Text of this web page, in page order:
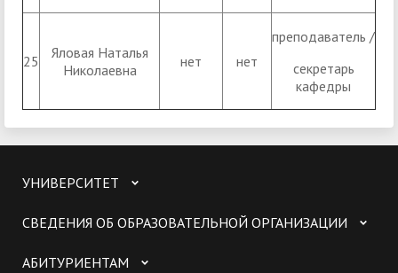
25
Яловая Наталья
Николаевна
нет нет
преподаватель /
секретарь
кафедры
УНИВЕРСИТЕТ
СВЕДЕНИЯ ОБ ОБРАЗОВАТЕЛЬНОЙ ОРГАНИЗАЦИИ
АБИТУРИЕНТАМ